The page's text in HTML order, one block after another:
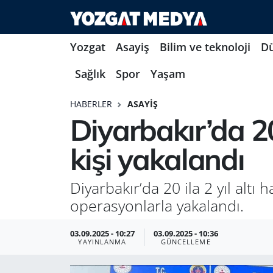
Yozgat Asayiş Bilim ve teknoloji
Sağlık
Spor Yaşam
HABERLER ASAYIŞ
Diyarbakır’da
kişi yakalandı
Diyarbakır’da 20 ila 2 yıl
operasyonlarla yakalandı.
03.09.2025 - 10:27
YAYINLANMA
03.09.2025 - 10:36
GÜNCELLEME